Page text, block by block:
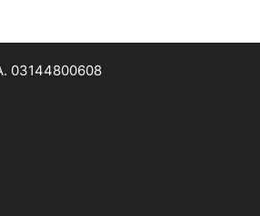
03144800608